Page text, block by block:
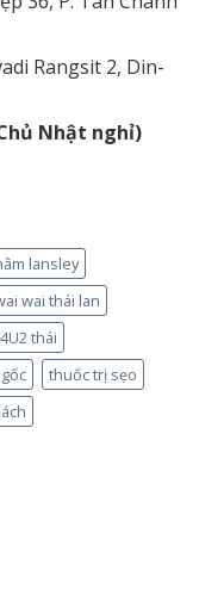
Rangsit 2, Din-
Nhật nghỉ)
lansley
wai thái lan
thái
thuốc trị sẹo